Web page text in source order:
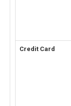
Credit Card